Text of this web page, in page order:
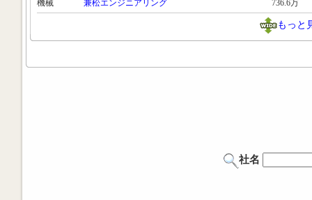
機械
兼松エンジニアリング 736.6万
もっと
社名